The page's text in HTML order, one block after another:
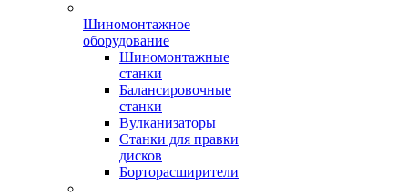
Шиномонтажное
оборудование
Шиномонтажные
станки
Балансировочные
станки
Вулканизаторы
Станки для правки
дисков
Борторасширители